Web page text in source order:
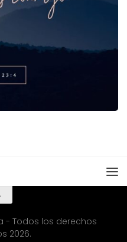
- Todos los derechos
2026.